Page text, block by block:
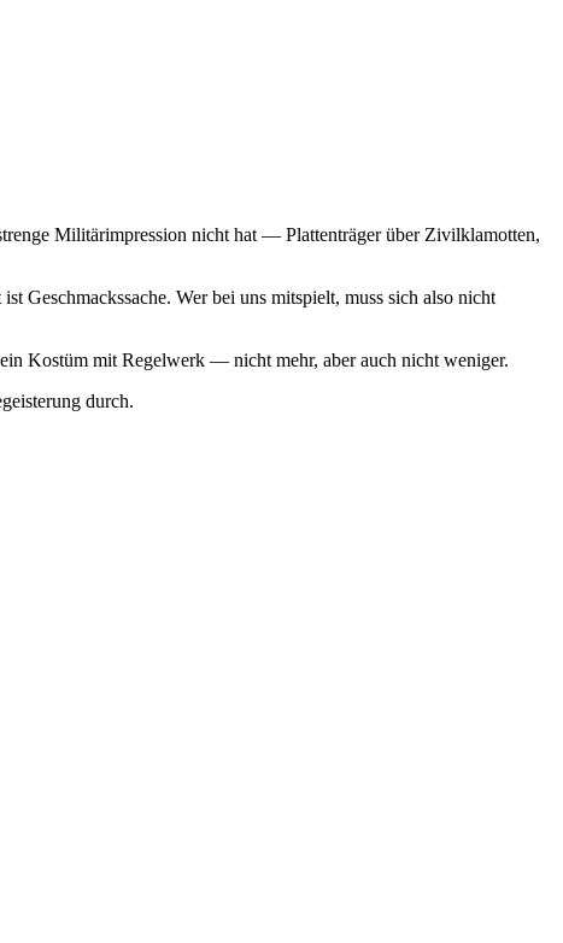
Militärimpression nicht hat — Plattenträger über Zivilklamotten,
Geschmackssache. Wer bei uns mitspielt, muss sich also nicht
Kostüm mit Regelwerk — nicht mehr, aber auch nicht weniger.
durch.